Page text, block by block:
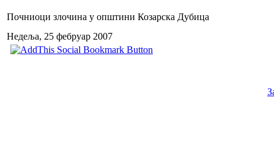
Почниоци злочина у општини Козарска Дубица
Недеља, 25 фебруар 2007